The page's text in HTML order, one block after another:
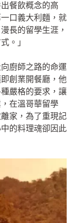
餐飲概念的高
口義大利麵，就
長的留學生涯，
。」
廚師之路的命運
創業開餐廳，他
嚴格的要求，讓
在溫哥華留學
家，為了重現記
的料理魂卻因此